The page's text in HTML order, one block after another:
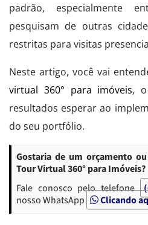
padrão, especialmente
pesquisam de outras
restritas para visitas
Neste artigo, você vai
virtual 360° para imóveis,
resultados esperar ao
do seu portfólio.
Gostaria de um orçamento
Tour Virtual 360° para Imóveis?
Fale conosco pelo telefone
nosso WhatsApp
Clicando